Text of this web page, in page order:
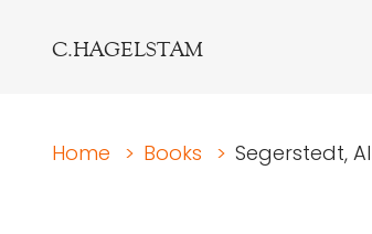
C.HAGELSTAM
Home > Books > Segerstedt,